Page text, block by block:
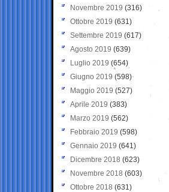
Novembre 2019 (316)
Ottobre 2019 (631)
Settembre 2019 (617)
Agosto 2019 (639)
Luglio 2019 (654)
Giugno 2019 (598)
Maggio 2019 (527)
Aprile 2019 (383)
Marzo 2019 (562)
Febbraio 2019 (598)
Gennaio 2019 (641)
Dicembre 2018 (623)
Novembre 2018 (603)
Ottobre 2018 (631)